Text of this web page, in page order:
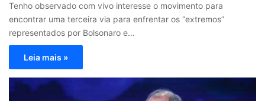
Tenho observado com vivo interesse o movimento para
encontrar uma terceira via para enfrentar os “extremos”
representados por Bolsonaro e…
Leia mais »